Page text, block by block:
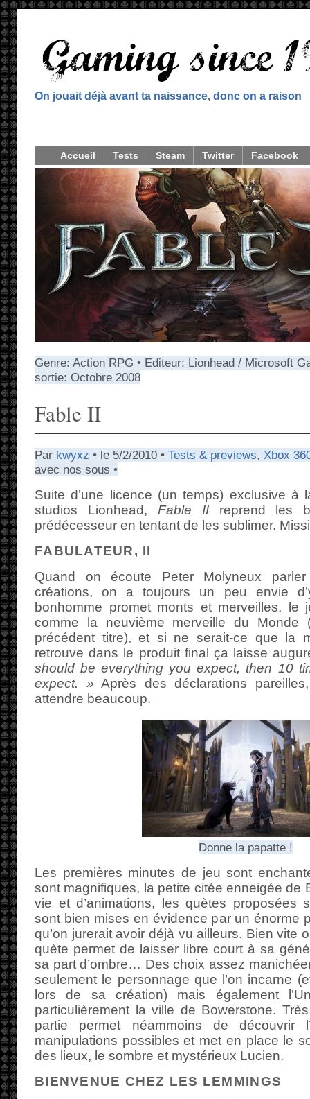
On jouait déjà avant ta naissance, donc on a raison
Accueil Tests Steam Twitter Facebook
Genre: Action RPG • Editeur: Lionhead / Microsoft
sortie: Octobre 2008
Fable II
Par kwyxz • le 5/2/2010 • Tests & previews, Xbox
avec nos sous •
Suite d’une licence (un temps) exclusive
studios Lionhead, Fable IIreprend les
prédécesseur en tentant de les sublimer.
FABULATEUR, II
Quand on écoute Peter Molyneux
créations, on a toujours un peu envie
bonhomme promet monts et merveilles, le
comme la neuvième merveille du Monde
précédent titre), et si ne serait-ce que la
retrouve dans le produit final ça laisse
should be everything you expect, then 10
expect. » Après des déclarations
attendre beaucoup.
Donne la papatte !
Les premières minutes de jeu sont
sont magnifiques, la petite citée enneigée de
vie et d’animations, les quètes proposées
sont bien mises en évidence par un énorme
qu’on jurerait avoir déjà vu ailleurs. Bien vite
quète permet de laisser libre court à sa
sa part d’ombre… Des choix assez
seulement le personnage que l’on incarne
lors de sa création) mais également
particulièrement la ville de Bowerstone.
partie permet néammoins de découvrir
manipulations possibles et met en place le
des lieux, le sombre et mystérieux Lucien.
BIENVENUE CHEZ LES LEMMINGS